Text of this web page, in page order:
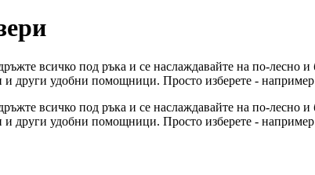
всичко под ръка и се наслаждавайте на по-
други удобни помощници. Просто изберете -
всичко под ръка и се наслаждавайте на по-
други удобни помощници. Просто изберете -